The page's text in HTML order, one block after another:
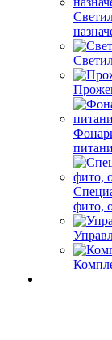
фито,